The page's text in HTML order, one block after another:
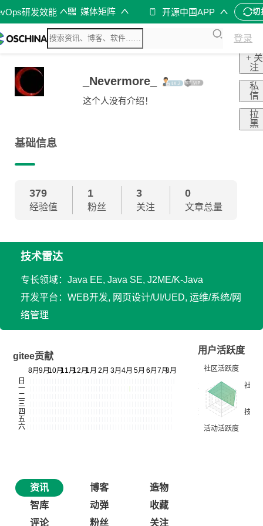
研发效能 媒体矩阵 开源中国APP 切
登录
_Nevermore_
这个人没有介绍！
+ 关
注
私
信
拉
黑
基础信息
379
经验值
1
粉丝
3
关注
0
文章总量
技术雷达
专长领域：Java EE, Java SE, J2ME/K-Java
开发平台：WEB开发, 网页设计/UI/UED, 运维/系统/网
络管理
gitee贡献
用户活跃度
资讯 博客
造物
智库
动弹
收藏
评论
粉丝 关注